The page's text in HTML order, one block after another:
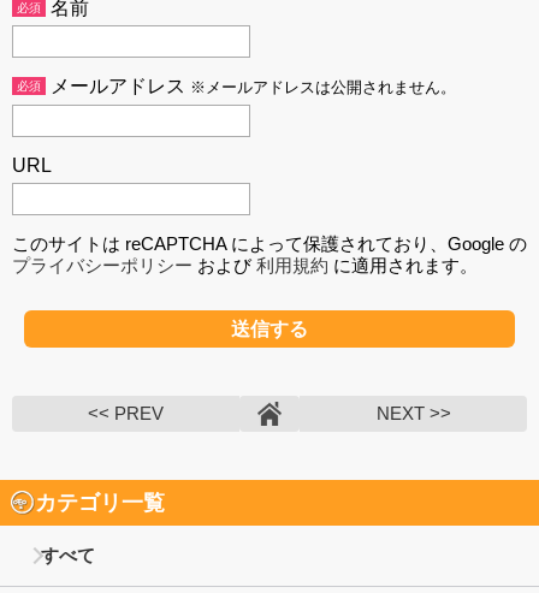
必須 名前
必須 メールアドレス ※メールアドレスは公開されません。
URL
このサイトは reCAPTCHA によって保護されており、Google の
プライバシーポリシー および利用規約 に適用されます。
<< PREV NEXT >>
カテゴリ一覧
すべて